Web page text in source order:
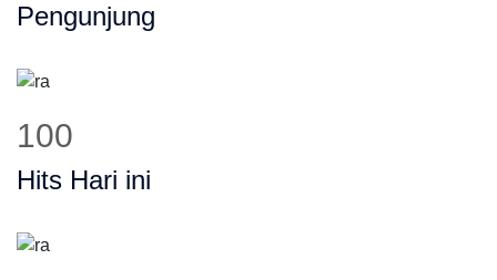
Pengunjung
127
Hits Hari ini